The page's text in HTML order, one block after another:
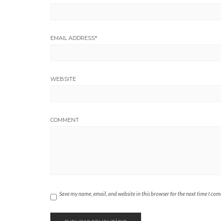
EMAIL ADDRESS*
WEBSITE
COMMENT
Save my name, email, and website in this browser for the next time I